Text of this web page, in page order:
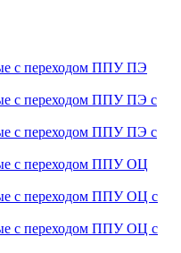
с переходом ППУ ПЭ
с переходом ППУ ПЭ с
с переходом ППУ ПЭ с
с переходом ППУ ОЦ
с переходом ППУ ОЦ с
с переходом ППУ ОЦ с